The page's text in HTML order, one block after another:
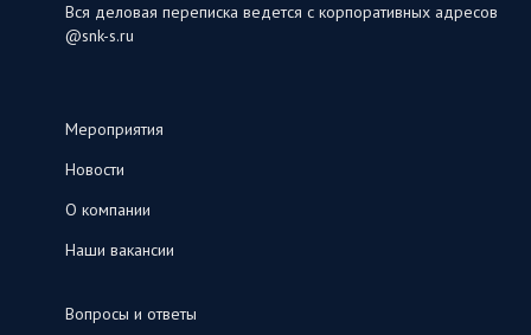
Вся деловая переписка ведется с корпоративных адресов
@snk-s.ru
Мероприятия
Новости
О компании
Наши вакансии
Вопросы и ответы